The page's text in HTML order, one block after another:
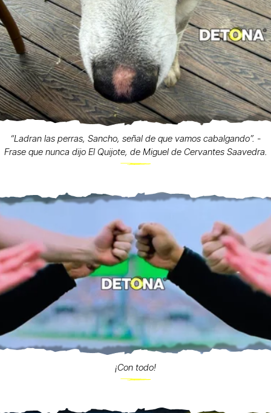
“Ladran las perras, Sancho, señal de que vamos cabalgando”. -
Frase que nunca dijo El Quijote, de Miguel de Cervantes Saavedra.
¡Con todo!